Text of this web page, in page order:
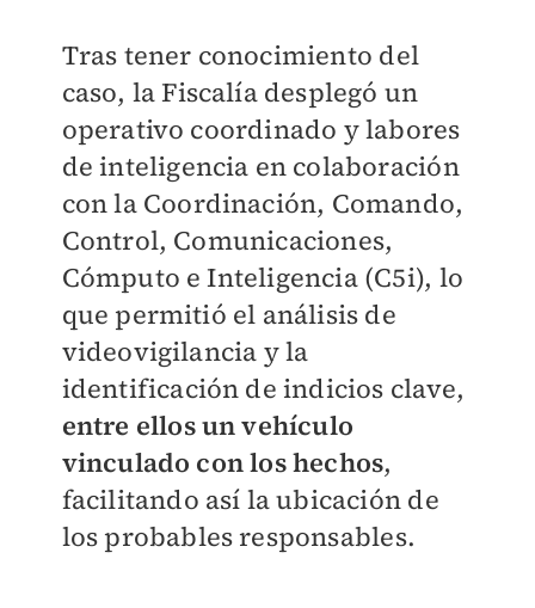
Tras tener conocimiento del
caso, la Fiscalía desplegó un
operativo coordinado y labores
de inteligencia en colaboración
con la Coordinación, Comando,
Control, Comunicaciones,
Cómputo e Inteligencia (C5i), lo
que permitió el análisis de
videovigilancia y la
identificación de indicios clave,
entre ellos un vehículo
vinculado con los hechos,
facilitando así la ubicación de
los probables responsables.